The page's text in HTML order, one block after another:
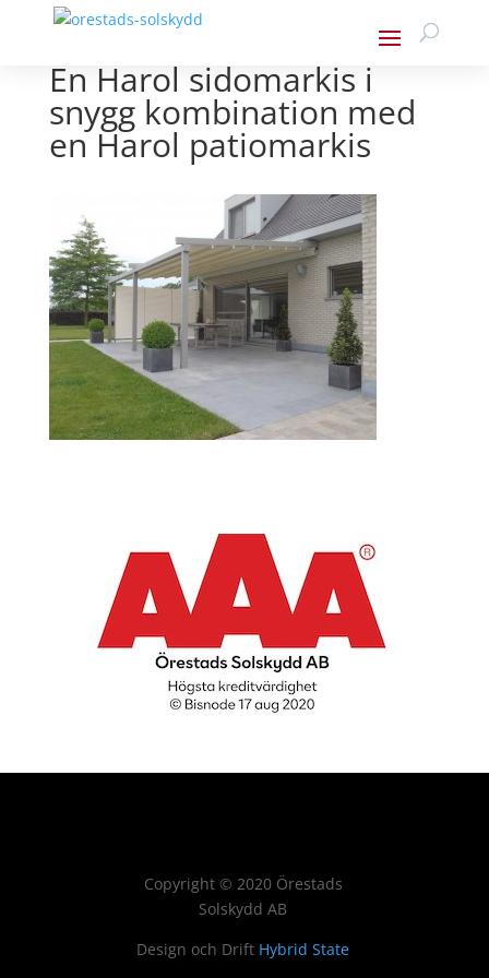
En Harol sidomarkis i
snygg kombination med
en Harol patiomarkis
Copyright © 2020 Örestads
Solskydd AB
Design och Drift Hybrid State